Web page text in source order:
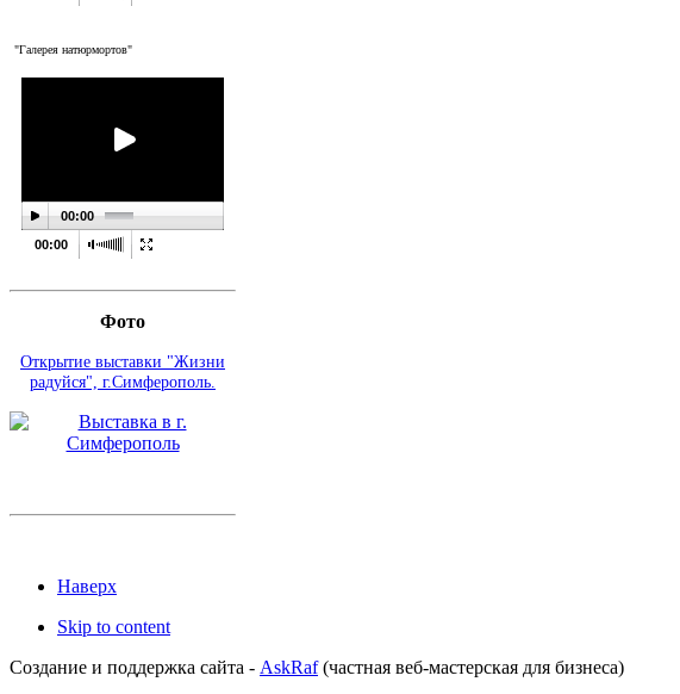
"Галерея натюрмортов"
00:00
00:00
Фото
Открытие выставки "Жизни
радуйся", г.Симферополь.
Наверх
Skip to content
Создание и поддержка сайта - AskRaf(частная веб-мастерская для бизнеса)